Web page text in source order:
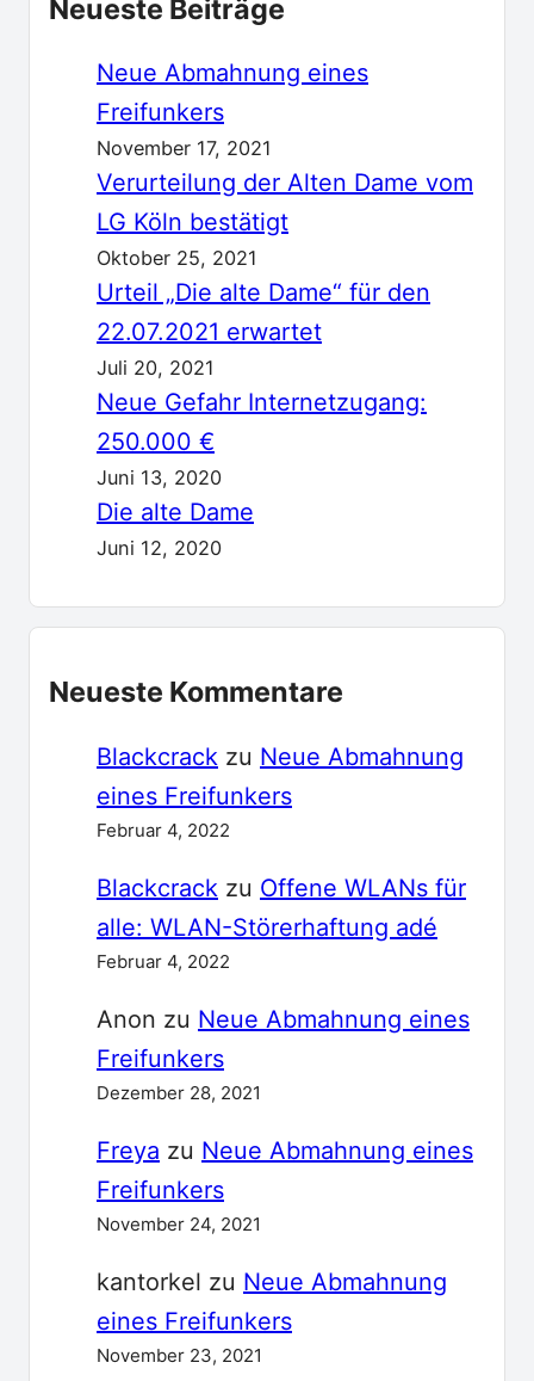
Neueste Beiträge
Neue Abmahnung eines
Freifunkers
November 17, 2021
Verurteilung der Alten Dame vom
LG Köln bestätigt
Oktober 25, 2021
Urteil „Die alte Dame“ für den
22.07.2021 erwartet
Juli 20, 2021
Neue Gefahr Internetzugang:
250.000 €
Juni 13, 2020
Die alte Dame
Juni 12, 2020
Neueste Kommentare
Blackcrack zu Neue Abmahnung
eines Freifunkers
Februar 4, 2022
Blackcrack zu Offene WLANs für
alle: WLAN-Störerhaftung adé
Februar 4, 2022
Anon zu Neue Abmahnung eines
Freifunkers
Dezember 28, 2021
Freya zu Neue Abmahnung eines
Freifunkers
November 24, 2021
kantorkel zu Neue Abmahnung
eines Freifunkers
November 23, 2021